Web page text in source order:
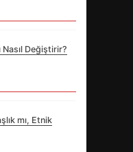
Değiştirir?
mı, Etnik